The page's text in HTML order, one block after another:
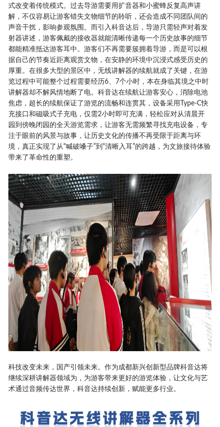
式改变着传统模式。过去导游需要用扩音器和小蜜蜂反复高声讲
解，不仅容易让游客错失文物细节的聆听，还会造成不同团队间的
声音干扰，影响参观氛围。而引入科音达后，导游只需轻声对着发
射器讲述，游客佩戴的接收器就能清晰传递每一个历史故事的细节
都能精准抵达游客耳中。游客们不再需要簇拥着导游，而是可以根
据自己的节奏近距离观赏文物，在安静的环境中沉浸式感受历史的
厚重。在很多大型的景区中，无线讲解器的续航就成了关键，在游
览过程中可能整个过程需要经历6、7个小时，本在身临其境之中时
讲解器却不解风情地断了电。科音达在续航让游客安心，消除电池
焦虑，超长的续航保证了游览的流畅和连贯其，设备采用Type-C快
充接口和磁吸式子充电，仅需2小时即可充满，轻松应对从清晨开
园到傍晚闭园的全天游览需求，让游客无需频繁寻找充电设备，专
注于眼前的风景与故事，让历史文化的传播不再受限于距离与环
境，真正实现了从“喊破嗓子”到“清晰入耳”的跨越，为文旅接待体验
带来了革命性的重塑。
科技改变未来，国产引领未来。作为成都新兴创新型品牌科音达将
继续深耕讲解器领域为，为游客带来更好的游览体验，让文化与艺
术通过音频传达世界，科音达持续创新，赋能更多行业。